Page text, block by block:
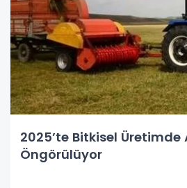
2025’te Bitkisel Üretimde
Öngörülüyor